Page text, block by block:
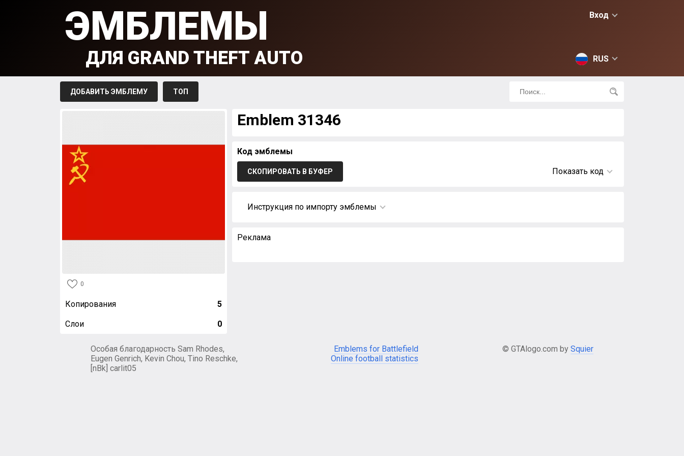
Вход
RUS
ЭМБЛЕМЫ
ДЛЯ GRAND THEFT AUTO
ДОБАВИТЬ ЭМБЛЕМУ ТОП
0
Копирования 5
Слои 0
Emblem 31346
Код эмблемы
СКОПИРОВАТЬ В БУФЕР Показать код
Инструкция по импорту эмблемы
Реклама
Особая благодарность Sam Rhodes,
Eugen Genrich, Kevin Chou, Tino Reschke,
[nBk] carlit05
Emblems for Battlefield
Online football statistics
© GTAlogo.com by Squier